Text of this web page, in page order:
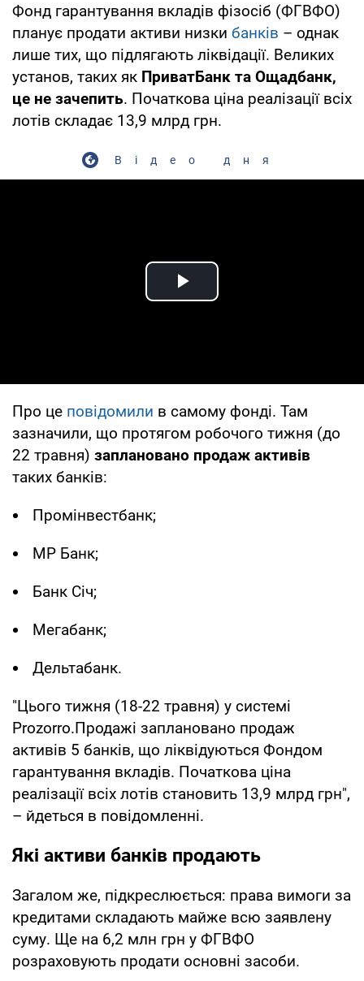
Фонд гарантування вкладів фізосіб (ФГВФО)
планує продати активи низки банків – однак
лише тих, що підлягають ліквідації. Великих
установ, таких як ПриватБанк та Ощадбанк,
це не зачепить. Початкова ціна реалізації всіх
лотів складає 13,9 млрд грн.
Відео дня
Play Video
Про це повідомили в самому фонді. Там
зазначили, що протягом робочого тижня (до
22 травня) заплановано продаж активів
таких банків:
Промінвестбанк;
МР Банк;
Банк Січ;
Мегабанк;
Дельтабанк.
"Цього тижня (18-22 травня) у системі
Prozorro.Продажі заплановано продаж
активів 5 банків, що ліквідуються Фондом
гарантування вкладів. Початкова ціна
реалізації всіх лотів становить 13,9 млрд грн",
– йдеться в повідомленні.
Які активи банків продають
Загалом же, підкреслюється: права вимоги за
кредитами складають майже всю заявлену
суму. Ще на 6,2 млн грн у ФГВФО
розраховують продати основні засоби.